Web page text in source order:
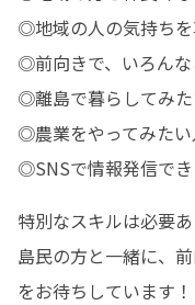
◎地域の人の気持ち
◎前向きで、いろん
◎離島で暮らしてみ
◎農業をやってみたい
◎SNSで情報発信で
特別なスキルは必要あ
島民の方と一緒に、
をお待ちしています！